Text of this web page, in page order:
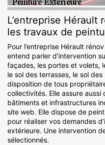
L’entreprise
les travaux de
Pour l’entreprise Hérault
entend parler d’intervention
façades, les portes et volets,
le sol des terrasses, le sol
disposition de tous
collectivités. Elle assure
bâtiments et infrastructures
site web. Elle dispose de
pour réaliser vos demandes
extérieure. Une intervention
sélectionnés.